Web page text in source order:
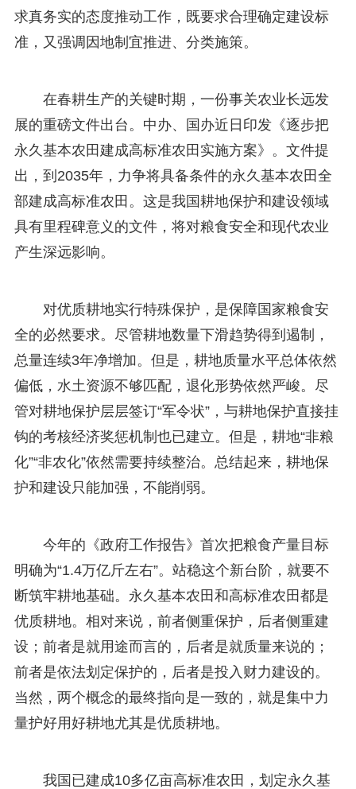
求真务实的态度推动工作，既要求合理确定建设标
准，又强调因地制宜推进、分类施策。
在春耕生产的关键时期，一份事关农业长远发
展的重磅文件出台。中办、国办近日印发《逐步把
永久基本农田建成高标准农田实施方案》。文件提
出，到2035年，力争将具备条件的永久基本农田全
部建成高标准农田。这是我国耕地保护和建设领域
具有里程碑意义的文件，将对粮食安全和现代农业
产生深远影响。
对优质耕地实行特殊保护，是保障国家粮食安
全的必然要求。尽管耕地数量下滑趋势得到遏制，
总量连续3年净增加。但是，耕地质量水平总体依然
偏低，水土资源不够匹配，退化形势依然严峻。尽
管对耕地保护层层签订“军令状”，与耕地保护直接挂
钩的考核经济奖惩机制也已建立。但是，耕地“非粮
化”“非农化”依然需要持续整治。总结起来，耕地保
护和建设只能加强，不能削弱。
今年的《政府工作报告》首次把粮食产量目标
明确为“1.4万亿斤左右”。站稳这个新台阶，就要不
断筑牢耕地基础。永久基本农田和高标准农田都是
优质耕地。相对来说，前者侧重保护，后者侧重建
设；前者是就用途而言的，后者是就质量来说的；
前者是依法划定保护的，后者是投入财力建设的。
当然，两个概念的最终指向是一致的，就是集中力
量护好用好耕地尤其是优质耕地。
我国已建成10多亿亩高标准农田，划定永久基